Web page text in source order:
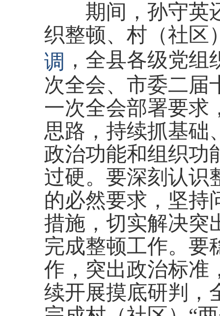
期间，孙守英还
织整顿、村（社区
调 ，全县各级党
次全会、市委二届
一次全会部署要求
思路，持续抓基础
政治功能和组织功
过硬。要深刻认识
的必然要求，坚持
措施，切实解决突
完成整顿工作。要
作，突出政治标准
续开展摸底研判，